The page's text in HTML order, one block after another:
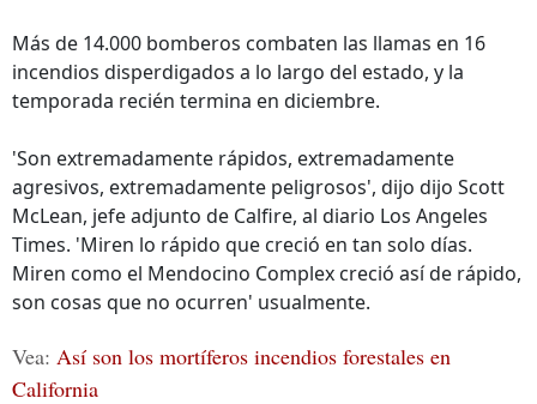
Más de 14.000 bomberos combaten las llamas en 16
incendios disperdigados a lo largo del estado, y la
temporada recién termina en diciembre.
'Son extremadamente rápidos, extremadamente
agresivos, extremadamente peligrosos', dijo dijo Scott
McLean, jefe adjunto de Calfire, al diario Los Angeles
Times. 'Miren lo rápido que creció en tan solo días.
Miren como el Mendocino Complex creció así de rápido,
son cosas que no ocurren' usualmente.
Vea: Así son los mortíferos incendios forestales en
California